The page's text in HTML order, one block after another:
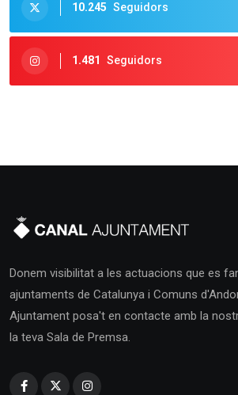
10.245 Seguidors
1.481 Seguidors
Donem visibilitat a les actuacions que es
ajuntaments de Catalunya i Comuns
Ajuntament posa't en contacte amb la
la teva Sala de Premsa.